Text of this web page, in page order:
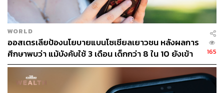
ROAS = 5 หมายความว่า ยิงโฆษณา 1 บาท ควรจะได้
ยอดขายคืนมา 5 บาท
ต้องคำนวณ Breakeven ROAS เป็นตัวเลขที่สำคัญมาก
เพราะจะบ่งบอกว่าร้านค้าจำเป็นต้องได้ยอดขายคืนมา
เท่าไรจากค่าโฆษณา 1 บาท จึงจะคุ้มทุน ยกตัวอย่าง
ครีมกันแดด มีราคาขายปลีกอยู่ที่ 100 บาท มีต้นทุน
ขาย (COGS) อยู่ที่ 35 บาท ค่าธรรมเนียมแพลตฟอร์ม 5
บาท และค่าใช้จ่ายอื่นๆ 5 บาท รวมเป็นต้นทุนทั้งหมด
WORLD
ออสเตรเลียป้องนโยบายแบนโซเชียลเยาวชน หลังผลการ
ศึกษาพบว่า แม้บังคับใช้ 3 เดือน เด็กกว่า 8 ใน 10 ยังเข้า
ถึง
165